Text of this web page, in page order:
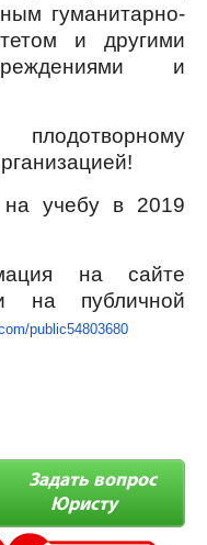
гуманитарно-
и другими
и
учебу в 2019
на сайте
на публичной
public54803680
Задать вопрос
Юристу